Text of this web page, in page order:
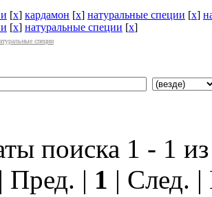
[x] кардамон [x] натуральные специи [x]
[x] натуральные специи [x]
специи
поиска 1 - 1
Пред. | 1 | След.